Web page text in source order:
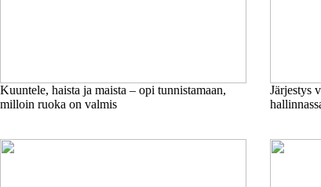
Kuuntele, haista ja maista – opi tunnistamaan,
milloin ruoka on valmis
Järjestys